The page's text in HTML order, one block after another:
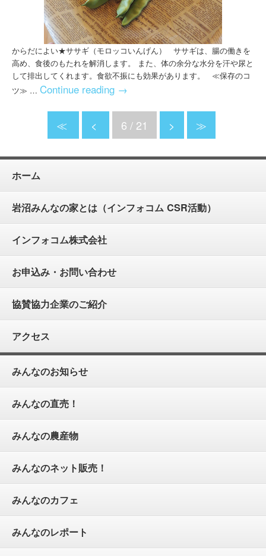
からだによい★ササギ（モロッコいんげん） ササギは、腸の働きを
高め、食後のもたれを解消します。 また、体の余分な水分を汗や尿と
して排出してくれます。食欲不振にも効果があります。 ≪保存のコ
ツ≫ … Continue reading →
≪ < 6 / 21 > ≫
ホーム
岩沼みんなの家とは（インフォコム CSR活動）
インフォコム株式会社
お申込み・お問い合わせ
協賛協力企業のご紹介
アクセス
みんなのお知らせ
みんなの直売！
みんなの農産物
みんなのネット販売！
みんなのカフェ
みんなのレポート